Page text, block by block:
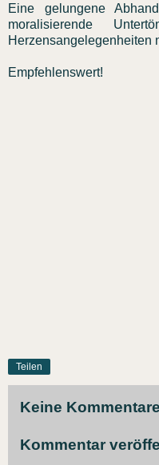
Eine gelungene
moralisierende
Herzensangelegenheiten
Empfehlenswert!
Teilen
Keine
Kommentar